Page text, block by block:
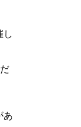
し
あ